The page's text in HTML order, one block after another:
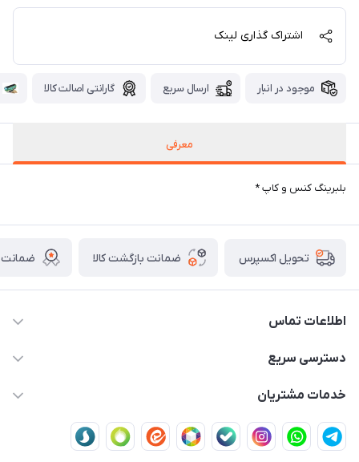
اشتراک گذاری لینک
موجود در انبار ارسال سریع گارانتی اصالت کالا
معرفی
بلبرینگ کنس و کاپ *
تحویل اکسپرس ضمانت بازگشت کالا ضمانت
اطلاعات تماس
03591001161
دسترسی سریع
حساب کاربری
لیست محصولات
خدمات مشتریان
قوانین و مقررات
حریم خصوصی